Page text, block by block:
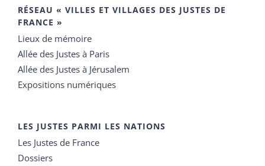
RÉSEAU « VILLES ET VILLAGES DES JUSTES DE
FRANCE »
Lieux de mémoire
Allée des Justes à Paris
Allée des Justes à Jérusalem
Expositions numériques
LES JUSTES PARMI LES NATIONS
Les Justes de France
Dossiers